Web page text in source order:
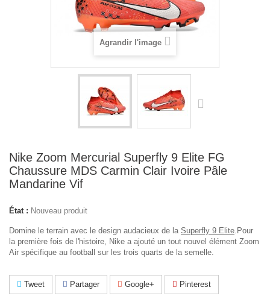
Agrandir l'image
Nike Zoom Mercurial Superfly 9 Elite FG
Chaussure MDS Carmin Clair Ivoire Pâle
Mandarine Vif
État : Nouveau produit
Domine le terrain avec le design audacieux de la Superfly 9 Elite.Pour
la première fois de l'histoire, Nike a ajouté un tout nouvel élément Zoom
Air spécifique au football sur les trois quarts de la semelle.
Tweet Partager Google+ Pinterest